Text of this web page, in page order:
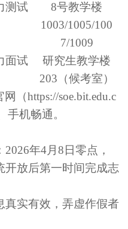
测试 8号教学楼
1003/1005/100
7/1009
面试
研究生教学楼
203 （候考室）
网（https://soe.bit.edu.c
手机畅通。
2026年4月 8 日零点，
开放后第一时间完成志
真实有效，弄虚作假者